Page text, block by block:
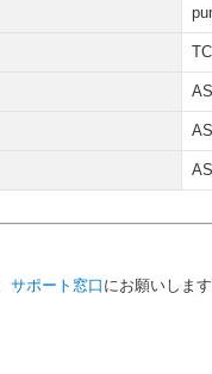
サポート窓口 にお願いします